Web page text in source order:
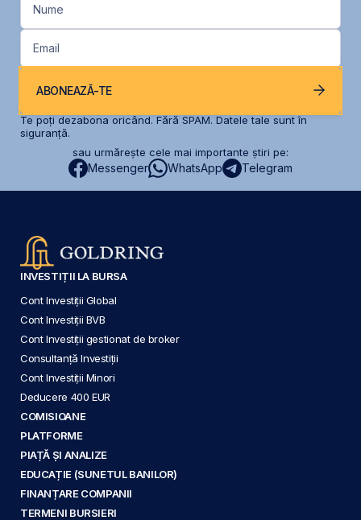
Nume
Email
ABONEAZĂ-TE
Te poți dezabona oricând. Fără SPAM. Datele tale sunt în
siguranță.
sau urmărește cele mai importante știri pe:
Messenger WhatsApp Telegram
INVESTIȚII LA BURSA
Cont Investiții Global
Cont Investiții BVB
Cont Investiții gestionat de broker
Consultanță Investiții
Cont Investiții Minori
Deducere 400 EUR
COMISIOANE
PLATFORME
PIAȚĂ ȘI ANALIZE
EDUCAȚIE (SUNETUL BANILOR)
FINANȚARE COMPANII
TERMENI BURSIERI